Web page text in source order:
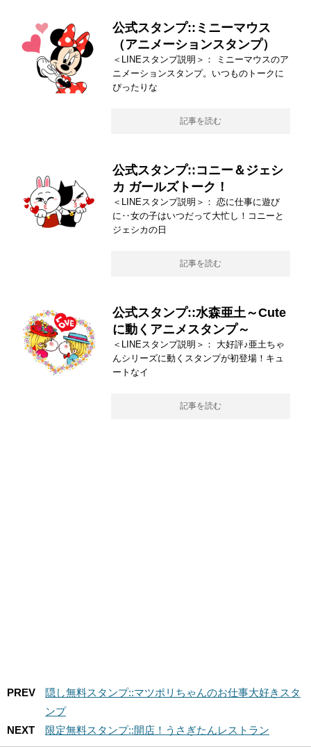
公式スタンプ::ミニーマウス
（アニメーションスタンプ）
＜LINEスタンプ説明＞： ミニーマウスのア
ニメーションスタンプ。いつものトークに
ぴったりな
記事を読む
公式スタンプ::コニー＆ジェシ
カ ガールズトーク！
＜LINEスタンプ説明＞： 恋に仕事に遊び
に‥女の子はいつだって大忙し！コニーと
ジェシカの日
記事を読む
公式スタンプ::水森亜土～Cute
に動くアニメスタンプ～
＜LINEスタンプ説明＞： 大好評♪亜土ちゃ
んシリーズに動くスタンプが初登場！キュ
ートなイ
記事を読む
PREV
隠し無料スタンプ::マツポリちゃんのお仕事大好きスタ
ンプ
NEXT
限定無料スタンプ::開店！うさぎたんレストラン